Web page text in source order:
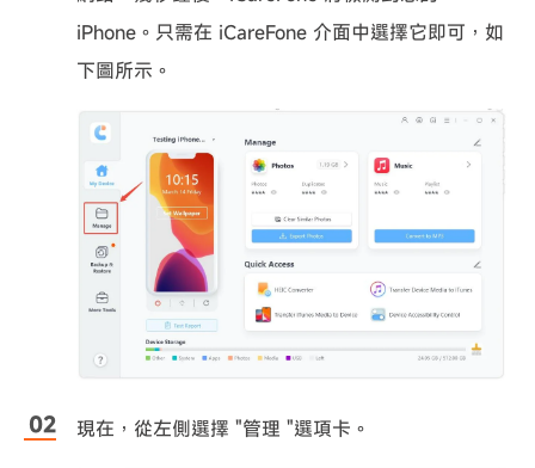
iPhone。只需在 iCareFone 介面中選擇它即可，如
下圖所示。
現在，從左側選擇 "管理 "選項卡。